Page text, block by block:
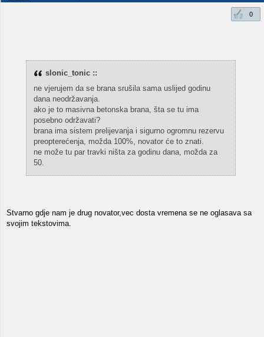
0
slonic_tonic ::
ne vjerujem da se brana srušila sama uslijed godinu
dana neodržavanja.
ako je to masivna betonska brana, šta se tu ima
posebno održavati?
brana ima sistem prelijevanja i sigurno ogromnu rezervu
preopterećenja, možda 100%, novator će to znati.
ne može tu par travki ništa za godinu dana, možda za
50.
Stvarno gdje nam je drug novator,vec dosta vremena se ne oglasava sa
svojim tekstovima.